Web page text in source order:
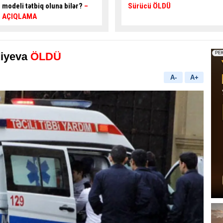
Sürücü ÖLDÜ
verib,5 nəfər yaralanıb
ÖLDÜ
A- A+